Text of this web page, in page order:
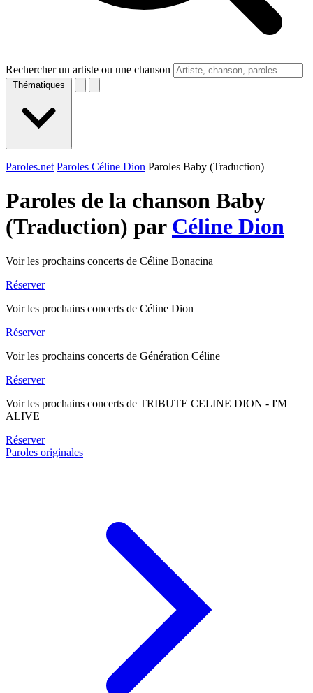
Rechercher un artiste ou une chanson
Thématiques
Paroles.net Paroles Céline Dion Paroles Baby (Traduction)
Paroles de la chanson Baby
(Traduction) par Céline Dion
Voir les prochains concerts de Céline Bonacina
Réserver
Voir les prochains concerts de Céline Dion
Réserver
Voir les prochains concerts de Génération Céline
Réserver
Voir les prochains concerts de TRIBUTE CELINE DION - I'M
ALIVE
Réserver
Paroles originales